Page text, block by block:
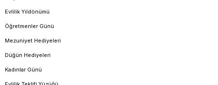
Evlilik Yıldönümü
Öğretmenler Günü
Mezuniyet Hediyeleri
Düğün Hediyeleri
Kadınlar Günü